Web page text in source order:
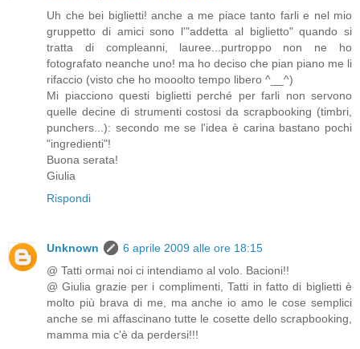
Uh che bei biglietti! anche a me piace tanto farli e nel mio
gruppetto di amici sono l'"addetta al biglietto" quando si
tratta di compleanni, lauree...purtroppo non ne ho
fotografato neanche uno! ma ho deciso che pian piano me li
rifaccio (visto che ho mooolto tempo libero ^__^)
Mi piacciono questi biglietti perché per farli non servono
quelle decine di strumenti costosi da scrapbooking (timbri,
punchers...): secondo me se l'idea è carina bastano pochi
"ingredienti"!
Buona serata!
Giulia
Rispondi
Unknown
6 aprile 2009 alle ore 18:15
@ Tatti ormai noi ci intendiamo al volo. Bacioni!!
@ Giulia grazie per i complimenti, Tatti in fatto di biglietti è
molto più brava di me, ma anche io amo le cose semplici
anche se mi affascinano tutte le cosette dello scrapbooking,
mamma mia c'è da perdersi!!!